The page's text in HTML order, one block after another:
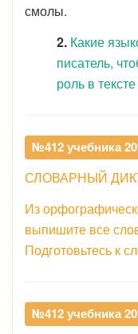
смолы.
2. Какие
писатель,
роль в
№412 учебника
СЛОВАРНЫЙ
Из
выпишите все
Подготовьтесь к
№412 учебника